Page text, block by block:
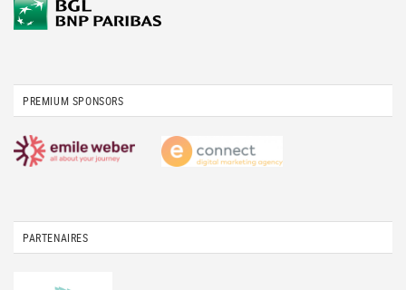
PREMIUM SPONSORS
PARTENAIRES